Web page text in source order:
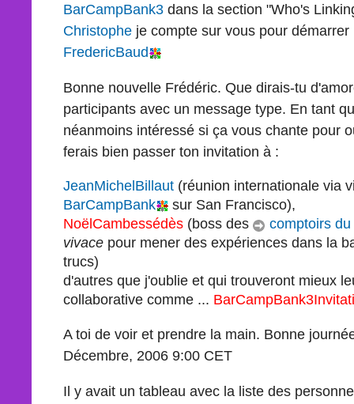
BarCampBank3 dans la section "Who's
Christophe je compte sur vous pour
FredericBaud
Bonne nouvelle Frédéric. Que dirais-tu
participants avec un message type. En tant
néanmoins intéressé si ça vous chante pour
ferais bien passer ton invitation à :
JeanMichelBillaut (réunion internationale via
BarCampBank
sur San Francisco),
NoëlCambessédès (boss des
comptoirs
vivace pour mener des expériences dans la
trucs)
d'autres que j'oublie et qui trouveront mieux
collaborative comme ...
A toi de voir et prendre la main. Bonne
Décembre, 2006 9:00 CET
Il y avait un tableau avec la liste des